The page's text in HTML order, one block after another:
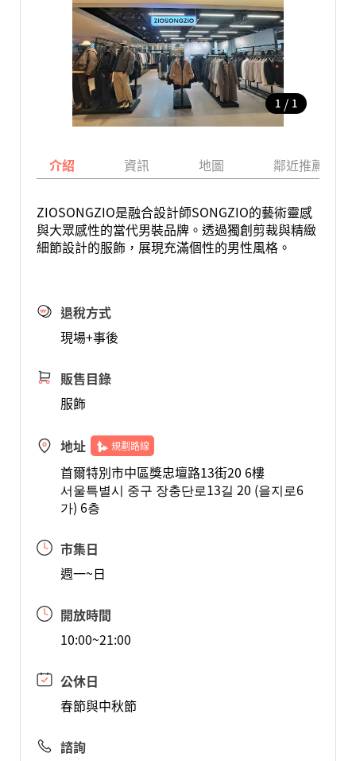
1 / 1
介紹 資訊 地圖 鄰近推薦景點
ZIOSONGZIO是融合設計師SONGZIO的藝術靈感
與大眾感性的當代男裝品牌。透過獨創剪裁與精緻
細節設計的服飾，展現充滿個性的男性風格。
退稅方式
現場+事後
販售目錄
服飾
地址 規劃路線
首爾特別市中區獎忠壇路13街20 6樓
서울특별시 중구 장충단로13길 20 (을지로6
가) 6층
市集日
週一~日
開放時間
10:00~21:00
公休日
春節與中秋節
諮詢